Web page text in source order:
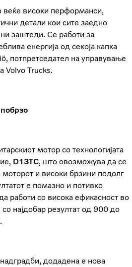
веќе високи перформанси,
детали кои сите заедно
заштеди. Се работи за
енергија од секоја капка
потпретседател на управување
Volvo Trucks.
мотор со технологијата
D13TC, што овозможува да се
и високи брзини подолг
е помазно и потивко
работи со висока ефикасност во
најдобар резултат од 900 до
додадена е нова